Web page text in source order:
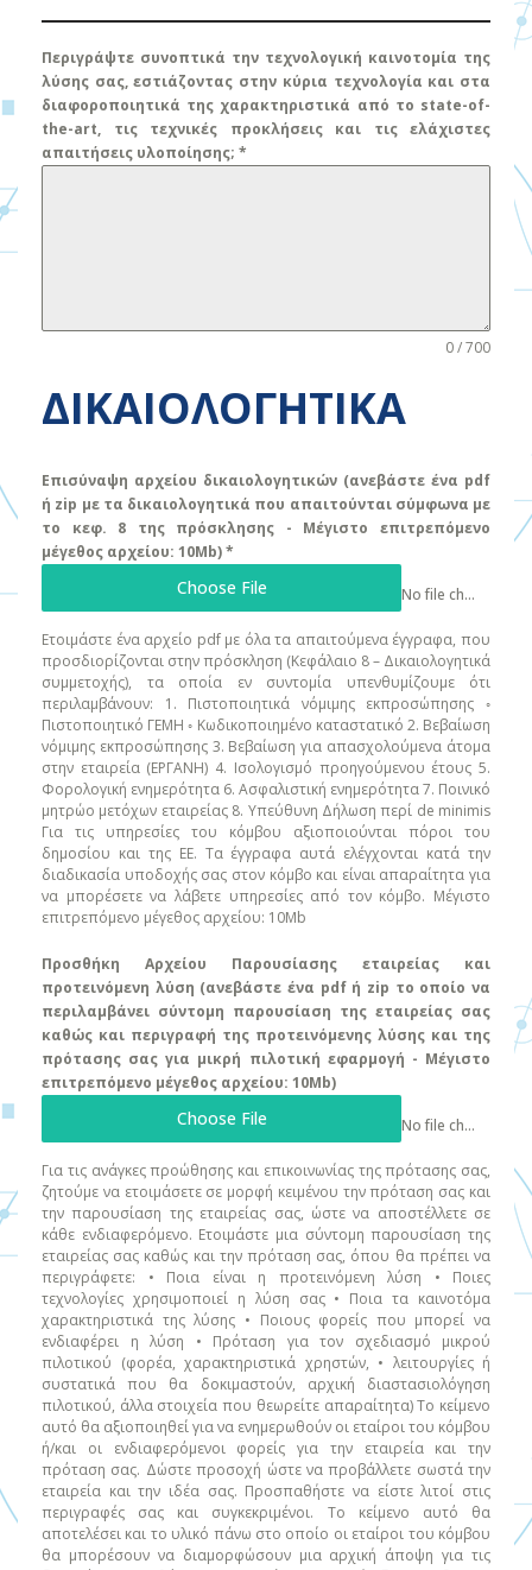
Περιβάλλον
Πολιτιστική και δημιουργική οικονομία
Τηλεπικοινωνίες
Τομέας μεταφορών
Τοπική ανάπτυξη υπό την αιγίδα της
κοινότητας
Τρόφιμα και ποτά
Υγεία
Χαρτί και ξύλο
Χρηματοοικονομικά
Περιγράψτε συνοπτικά την τεχνολογική καινοτομία της
λύσης σας, εστιάζοντας στην κύρια τεχνολογία και στα
διαφοροποιητικά της χαρακτηριστικά από το state-of-
the-art, τις τεχνικές προκλήσεις και τις ελάχιστες
απαιτήσεις υλοποίησης; *
0 / 700
ΔΙΚΑΙΟΛΟΓΗΤΙΚΑ
Επισύναψη αρχείου δικαιολογητικών (ανεβάστε ένα pdf
ή zip με τα δικαιολογητικά που απαιτούνται σύμφωνα με
το κεφ. 8 της πρόσκλησης - Μέγιστο επιτρεπόμενο
μέγεθος αρχείου: 10Mb)*
Choose File No file chosen
Ετοιμάστε ένα αρχείο pdf με όλα τα απαιτούμενα έγγραφα, που
προσδιορίζονται στην πρόσκληση (Κεφάλαιο 8 – Δικαιολογητικά
συμμετοχής), τα οποία εν συντομία υπενθυμίζουμε ότι
περιλαμβάνουν: 1. Πιστοποιητικά νόμιμης εκπροσώπησης ◦
Πιστοποιητικό ΓΕΜΗ ◦ Κωδικοποιημένο καταστατικό 2. Βεβαίωση
νόμιμης εκπροσώπησης 3. Βεβαίωση για απασχολούμενα άτομα
στην εταιρεία (ΕΡΓΑΝΗ) 4. Ισολογισμό προηγούμενου έτους 5.
Φορολογική ενημερότητα 6. Ασφαλιστική ενημερότητα 7. Ποινικό
μητρώο μετόχων εταιρείας 8. Υπεύθυνη Δήλωση περί de minimis
Για τις υπηρεσίες του κόμβου αξιοποιούνται πόροι του
δημοσίου και της ΕΕ. Τα έγγραφα αυτά ελέγχονται κατά την
διαδικασία υποδοχής σας στον κόμβο και είναι απαραίτητα για
να μπορέσετε να λάβετε υπηρεσίες από τον κόμβο. Μέγιστο
επιτρεπόμενο μέγεθος αρχείου: 10Mb
Προσθήκη Αρχείου Παρουσίασης εταιρείας και
προτεινόμενη λύση (ανεβάστε ένα pdf ή zip το οποίο να
περιλαμβάνει σύντομη παρουσίαση της εταιρείας σας
καθώς και περιγραφή της προτεινόμενης λύσης και της
πρότασης σας για μικρή πιλοτική εφαρμογή - Μέγιστο
επιτρεπόμενο μέγεθος αρχείου: 10Mb)
Choose File No file chosen
Για τις ανάγκες προώθησης και επικοινωνίας της πρότασης σας,
ζητούμε να ετοιμάσετε σε μορφή κειμένου την πρόταση σας και
την παρουσίαση της εταιρείας σας, ώστε να αποστέλλετε σε
κάθε ενδιαφερόμενο. Ετοιμάστε μια σύντομη παρουσίαση της
εταιρείας σας καθώς και την πρόταση σας, όπου θα πρέπει να
περιγράφετε: • Ποια είναι η προτεινόμενη λύση • Ποιες
τεχνολογίες χρησιμοποιεί η λύση σας • Ποια τα καινοτόμα
χαρακτηριστικά της λύσης • Ποιους φορείς που μπορεί να
ενδιαφέρει η λύση • Πρόταση για τον σχεδιασμό μικρού
πιλοτικού (φορέα, χαρακτηριστικά χρηστών, • λειτουργίες ή
συστατικά που θα δοκιμαστούν, αρχική διαστασιολόγηση
πιλοτικού, άλλα στοιχεία που θεωρείτε απαραίτητα) Το κείμενο
αυτό θα αξιοποιηθεί για να ενημερωθούν οι εταίροι του κόμβου
ή/και οι ενδιαφερόμενοι φορείς για την εταιρεία και την
πρόταση σας. Δώστε προσοχή ώστε να προβάλλετε σωστά την
εταιρεία και την ιδέα σας. Προσπαθήστε να είστε λιτοί στις
περιγραφές σας και συγκεκριμένοι. Το κείμενο αυτό θα
αποτελέσει και το υλικό πάνω στο οποίο οι εταίροι του κόμβου
θα μπορέσουν να διαμορφώσουν μια αρχική άποψη για τις